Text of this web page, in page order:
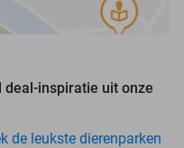
inspiratie uit onze
de leukste dierenparken